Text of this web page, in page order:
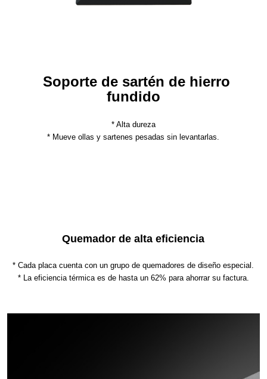
Soporte de sartén de hierro
fundido
* Alta dureza
* Mueve ollas y sartenes pesadas sin levantarlas.
Quemador de alta eficiencia
* Cada placa cuenta con un grupo de quemadores de diseño especial.
* La eficiencia térmica es de hasta un 62% para ahorrar su factura.